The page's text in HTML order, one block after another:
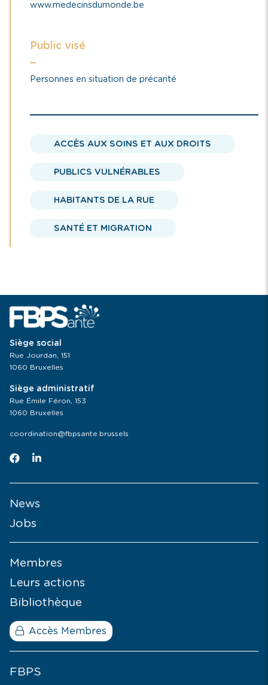
www.medecinsdumonde.be
Public visé
Personnes en situation de précarité
ACCÈS AUX SOINS ET AUX DROITS
PUBLICS VULNÉRABLES
HABITANTS DE LA RUE
SANTÉ ET MIGRATION
Siège social
Rue Jourdan, 151
1060 Bruxelles
Siège administratif
Rue Émile Féron, 153
1060 Bruxelles
coordination@fbpsante.brussels
News
Jobs
Membres
Leurs actions
Bibliothèque
Accès Membres
FBPS